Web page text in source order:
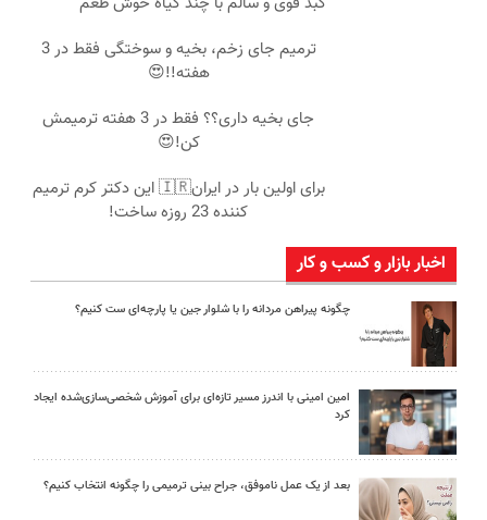
ترمیم جای زخم، بخیه و سوختگی فقط در 3
هفته!!😍
جای بخیه داری؟؟ فقط در 3 هفته ترمیمش
کن!😍
برای اولین بار در ایران🇮🇷 این دکتر کرم ترمیم
کننده 23 روزه ساخت!
اخبار بازار و کسب و کار
چگونه پیراهن مردانه را با شلوار جین یا پارچه‌ای ست کنیم؟
امین امینی با اندرز مسیر تازه‌ای برای آموزش شخصی‌سازی‌شده ایجاد
کرد
بعد از یک عمل ناموفق، جراح بینی ترمیمی را چگونه انتخاب کنیم؟